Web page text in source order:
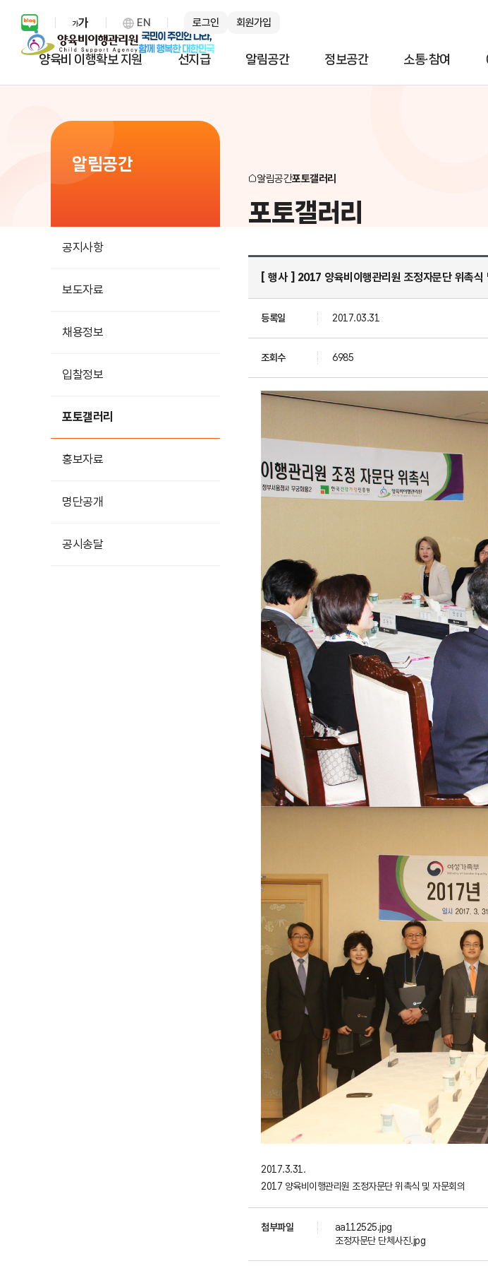
보통 화면 확대 설정 열기
EN 로그인 회원가입
양육비 이행확보 지원 선지급 알림공간 정보공간 소통·참여
알림공간
공지사항
보도자료
채용정보
입찰정보
포토갤러리
홍보자료
명단공개
공시송달
포토갤러리
알림공간포토갤러리
[ 행사 ] 2017 양육비이행관리원 조정자문단 위촉식
등록일 2017.03.31
조회수 6985
2017.3.31.
2017 양육비이행관리원 조정자문단 위촉식 및 자문회의
첨부파일
aa112525.jpg
조정자문단 단체사진.jpg